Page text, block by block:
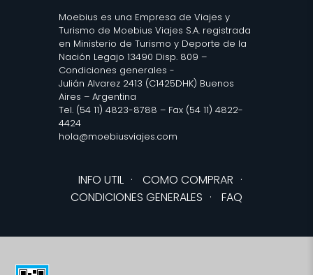
Moebius es una Empresa de Viajes y
Turismo de Moebius Viajes S.A. registrada
en Ministerio de Turismo y Deporte de la
Nación Legajo 13490 Disp. 809 –
Condiciones generales -
Julián Alvarez 2413 (C1425DHK) Buenos
Aires – Argentina
Tel. (54 11) 4823-8788 – Fax (54 11) 4822-
4424
hola@moebiusviajes.com
INFO UTIL · COMO COMPRAR ·
CONDICIONES GENERALES · FAQ